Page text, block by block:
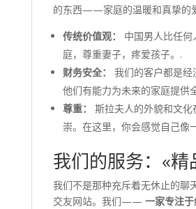
的东西——家庭的温暖和真挚的
传统价值观：
中国男人比任何
庭，尊重妻子，疼爱孩子。.
财务安全：
我们的客户都是经
他们有能力为未来的家庭提供
尊重：
斯拉夫人的外貌和文化
崇。在这里，你会感觉自己像
我们的服务：«精
我们不是那种充斥着无休止的聊
交友网站。我们—— 一家专注